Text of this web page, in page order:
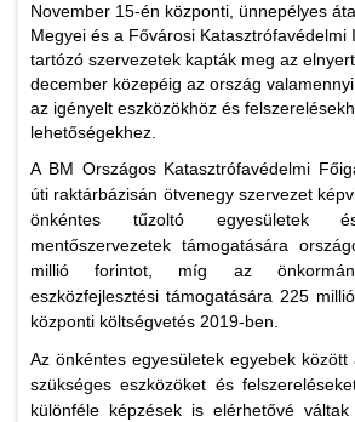
November 15-én központi, ünnepélyes
Megyei és a Fővárosi Katasztrófavédelmi
tartózó szervezetek kapták meg az
december közepéig az ország
az igényelt eszközökhöz és
lehetőségekhez.
A BM Országos Katasztrófavédelmi
úti raktárbázisán ötvenegy szervezet
önkéntes tűzoltó egyesületek
mentőszervezetek támogatására
millió forintot, míg az
eszközfejlesztési támogatására 225
központi költségvetés 2019-ben.
Az önkéntes egyesületek egyebek között
szükséges eszközöket és
különféle képzések is elérhetővé